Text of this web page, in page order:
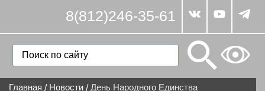
8(812)246-35-61
Главная / Новости /День Народного Единства